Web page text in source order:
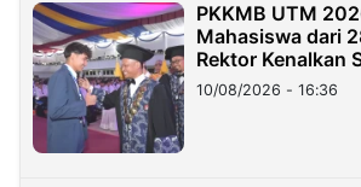
PKKMB UTM
Mahasiswa dari
Rektor Kenalkan
Masa Kini
10/08/2026 - 16:36